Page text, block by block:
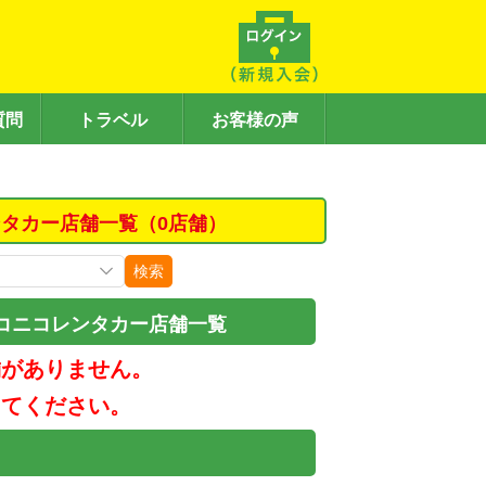
問 トラベル お客様の声
カー店舗一覧（0店舗）
検索
ニコレンタカー店舗一覧
ありません。
ください。